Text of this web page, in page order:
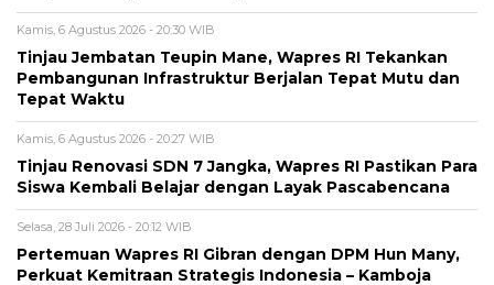
Kamis, 6 Agustus 2026 - 20:30 WIB
Tinjau Jembatan Teupin Mane, Wapres RI Tekankan
Pembangunan Infrastruktur Berjalan Tepat Mutu dan
Tepat Waktu
Kamis, 6 Agustus 2026 - 20:27 WIB
Tinjau Renovasi SDN 7 Jangka, Wapres RI Pastikan Para
Siswa Kembali Belajar dengan Layak Pascabencana
Selasa, 28 Juli 2026 - 20:12 WIB
Pertemuan Wapres RI Gibran dengan DPM Hun Many,
Perkuat Kemitraan Strategis Indonesia – Kamboja